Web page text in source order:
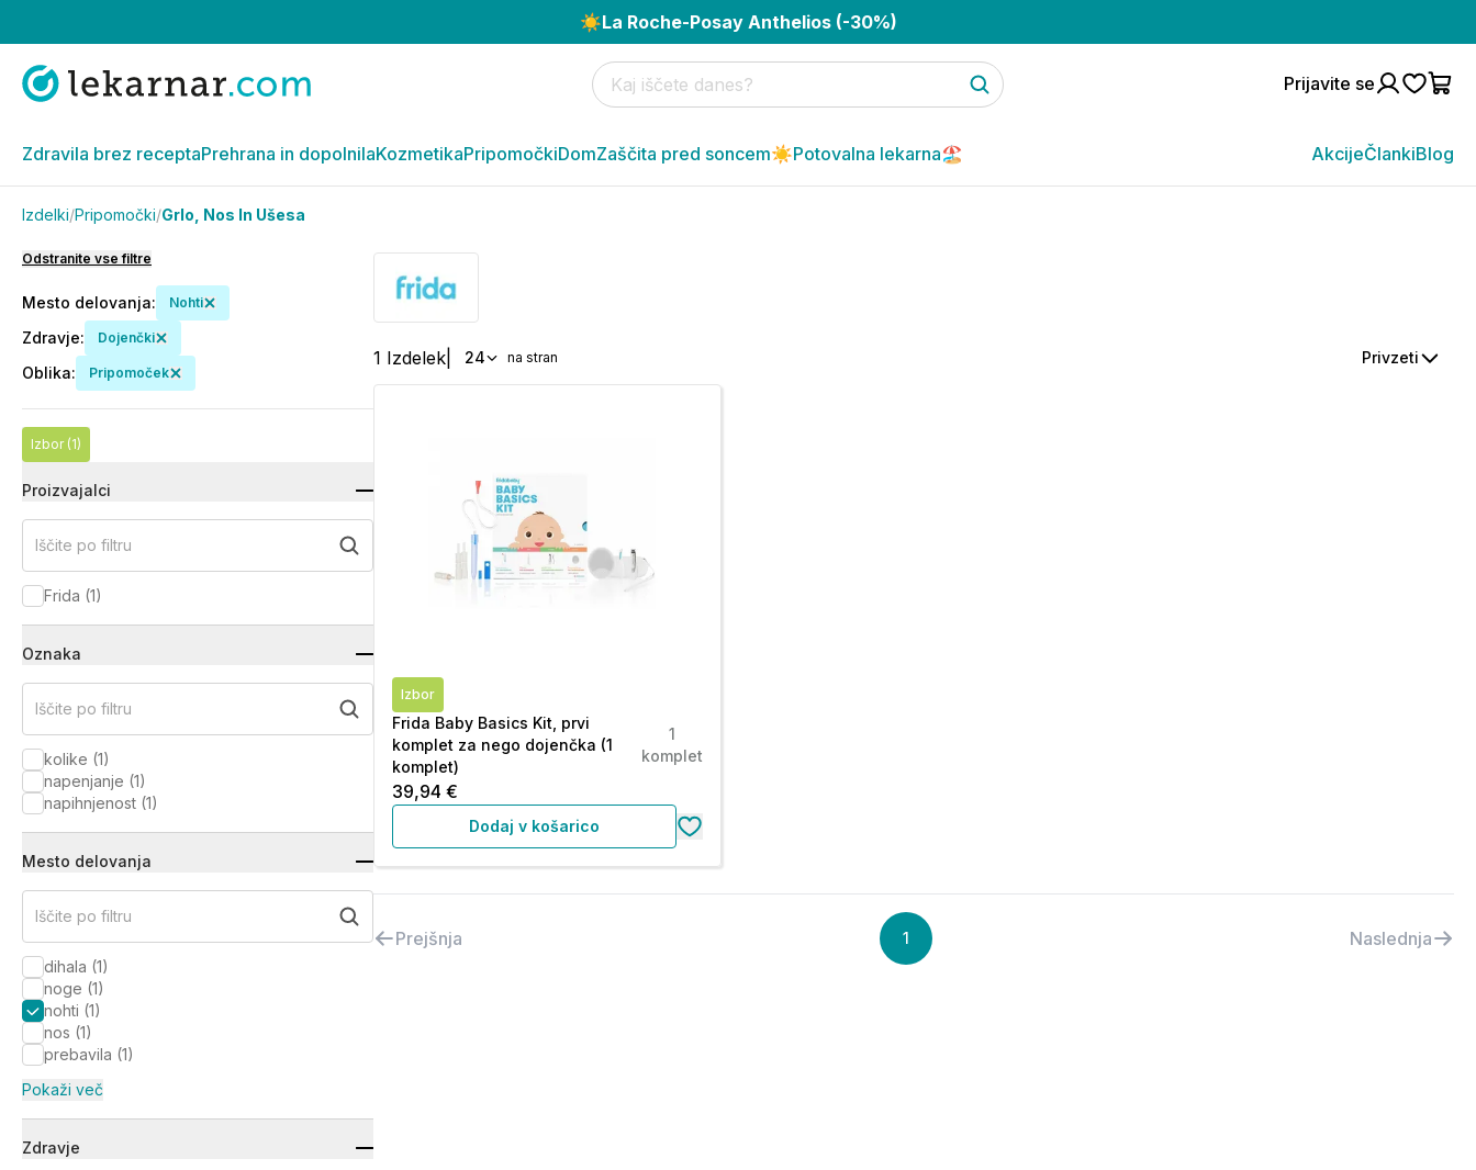
☀️La Roche-Posay Anthelios (-30%)
Prijavite se
Zdravila brez receptaPrehrana in dopolnilaKozmetikaPripomočkiDomZaščita pred soncem☀️Potovalna lekarna🏖️ AkcijeČlankiBlog
Izdelki/Pripomočki/Grlo, Nos In Ušesa
Odstranite vse filtre
Mesto delovanja: Nohti
Zdravje: Dojenčki
Oblika: Pripomoček
Izbor (1)
Proizvajalci
Iščite po filtru
Frida (1)
Oznaka
Iščite po filtru
kolike (1)
napenjanje (1)
napihnjenost (1)
Mesto delovanja
Iščite po filtru
dihala (1)
noge (1)
nohti (1)
nos (1)
prebavila (1)
Pokaži več
Zdravje
1 Izdelek 24 na stran Privzeti
Izbor
Frida Baby Basics Kit, prvi
komplet za nego dojenčka (1
komplet)
1
komplet
39,94 €
Dodaj v košarico
Prejšnja 1 Naslednja